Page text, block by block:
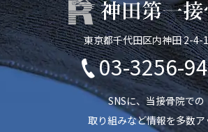
東京都千代田区内神田 2-4-
03-3256-
SNSに、当接骨院での
取り組みなど情報を多数ア